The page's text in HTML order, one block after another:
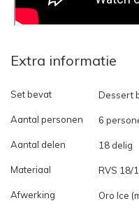
Extra informatie
Set bevat Dessert
Aantal personen 6
Aantal delen 18 delig
Materiaal RVS 18/
Afwerking Oro Ice